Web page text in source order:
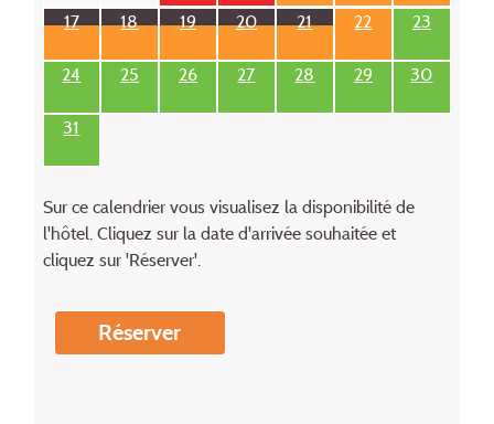
17 18 19 20 21 22 23
24 25 26 27 28 29 30
31
Sur ce calendrier vous visualisez la disponibilité de
l'hôtel. Cliquez sur la date d'arrivée souhaitée et
cliquez sur 'Réserver'.
Réserver